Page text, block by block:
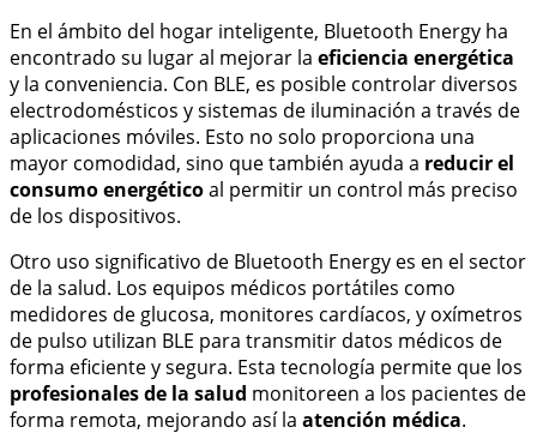
En el ámbito del hogar inteligente, Bluetooth Energy ha
encontrado su lugar al mejorar la eficiencia energética
y la conveniencia. Con BLE, es posible controlar diversos
electrodomésticos y sistemas de iluminación a través de
aplicaciones móviles. Esto no solo proporciona una
mayor comodidad, sino que también ayuda a reducir el
consumo energéticoal permitir un control más preciso
de los dispositivos.
Otro uso significativo de Bluetooth Energy es en el sector
de la salud. Los equipos médicos portátiles como
medidores de glucosa, monitores cardíacos, y oxímetros
de pulso utilizan BLE para transmitir datos médicos de
forma eficiente y segura. Esta tecnología permite que los
profesionales de la salud monitoreen a los pacientes de
forma remota, mejorando así la atención médica.